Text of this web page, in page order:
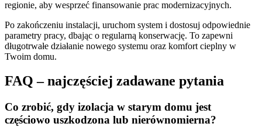
regionie, aby wesprzeć finansowanie prac modernizacyjnych.
Po zakończeniu instalacji, uruchom system i dostosuj odpowiednie
parametry pracy, dbając o regularną konserwację. To zapewni
długotrwałe działanie nowego systemu oraz komfort cieplny w
Twoim domu.
FAQ – najczęściej zadawane pytania
Co zrobić, gdy izolacja w starym domu jest
częściowo uszkodzona lub nierównomierna?